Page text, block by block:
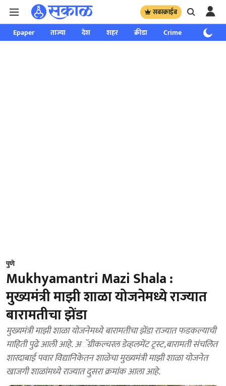
सबस्क्राईब
Epaper ताज्या देश शहर क्रीडा Crime साप्ताहिक
पुणे
Mukhyamantri Mazi Shala :
मुख्यमंत्री माझी शाळा योजनेमध्ये राज्यात
बारामतीचा झेंडा
मुख्यमंत्री माझी शाळा योजनेमध्ये बारामतीचा झेंडा राज्यात फडकल्याची
माहिती पुढे आली आहे. अॅग्रीकल्चरल डेव्हलमेंट ट्रस्ट,बारामती संचलित
शारदाबाई पवार विद्यानिकेतन शाळेचा मुख्यमंत्री माझी शाळा योजनेत
खाजगी शाळांमध्ये राज्यात दुसरा क्रमांक आला आहे.